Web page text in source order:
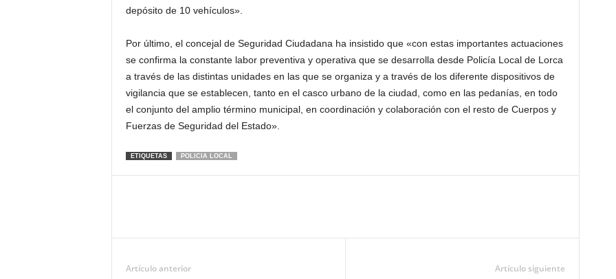
depósito de 10 vehículos».
Por último, el concejal de Seguridad Ciudadana ha insistido que «con estas importantes actuaciones
se confirma la constante labor preventiva y operativa que se desarrolla desde Policía Local de Lorca
a través de las distintas unidades en las que se organiza y a través de los diferente dispositivos de
vigilancia que se establecen, tanto en el casco urbano de la ciudad, como en las pedanías, en todo
el conjunto del amplio término municipal, en coordinación y colaboración con el resto de Cuerpos y
Fuerzas de Seguridad del Estado».
ETIQUETAS POLICIA LOCAL
Artículo anterior Artículo siguiente